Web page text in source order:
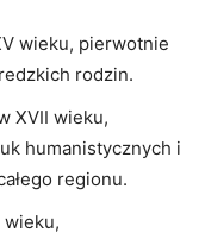
wieku, pierwotnie
rodzin.
XVII wieku,
humanistycznych i
regionu.
wieku,